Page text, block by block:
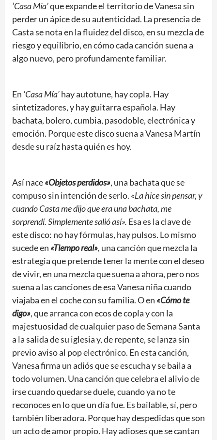
‘Casa Mía’que expande el territorio de Vanesa sin
perder un ápice de su autenticidad. La presencia de
Casta se nota en la fluidez del disco, en su mezcla de
riesgo y equilibrio, en cómo cada canción suena a
algo nuevo, pero profundamente familiar.
En ‘Casa Mía’hay autotune, hay copla. Hay
sintetizadores, y hay guitarra española. Hay
bachata, bolero, cumbia, pasodoble, electrónica y
emoción. Porque este disco suena a Vanesa Martín
desde su raíz hasta quién es hoy.
Así nace«Objetos perdidos», una bachata que se
compuso sin intención de serlo. «La hice sin pensar, y
cuando Casta me dijo que era una bachata, me
sorprendí. Simplemente salió así». Esa es la clave de
este disco: no hay fórmulas, hay pulsos. Lo mismo
sucede en «Tiempo real», una canción que mezcla la
estrategia que pretende tener la mente con el deseo
de vivir, en una mezcla que suena a ahora, pero nos
suena a las canciones de esa Vanesa niña cuando
viajaba en el coche con su familia. O en «Cómo te
digo», que arranca con ecos de copla y con la
majestuosidad de cualquier paso de Semana Santa
a la salida de su iglesia y, de repente, se lanza sin
previo aviso al pop electrónico. En esta canción,
Vanesa firma un adiós que se escucha y se baila a
todo volumen. Una canción que celebra el alivio de
irse cuando quedarse duele, cuando ya no te
reconoces en lo que un día fue. Es bailable, sí, pero
también liberadora. Porque hay despedidas que son
un acto de amor propio. Hay adioses que se cantan